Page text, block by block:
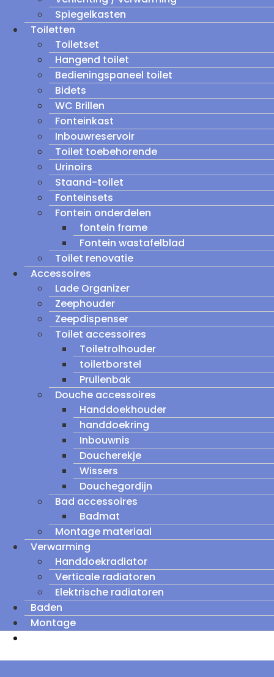
Spiegelkasten
Toiletten
Toiletset
Hangend toilet
Bedieningspaneel toilet
Bidets
WC Brillen
Fonteinkast
Inbouwreservoir
Toilet toebehorende
Urinoirs
Staand-toilet
Fonteinsets
Fontein onderdelen
fontein frame
Fontein wastafelblad
Toilet renovatie
Accessoires
Lade Organizer
Zeephouder
Zeepdispenser
Toilet accessoires
Toiletrolhouder
toiletborstel
Prullenbak
Douche accessoires
Handdoekhouder
handdoekring
Inbouwnis
Doucherekje
Wissers
Douchegordijn
Bad accessoires
Badmat
Montage materiaal
Verwarming
Handdoekradiator
Verticale radiatoren
Elektrische radiatoren
Baden
Montage